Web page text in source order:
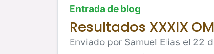
Entrada de blog
Resultados XXXIX
Enviado por Samuel Elias el 22